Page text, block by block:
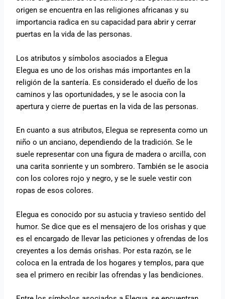
origen se encuentra en las religiones africanas y su
importancia radica en su capacidad para abrir y cerrar
puertas en la vida de las personas.
Los atributos y símbolos asociados a Elegua
Elegua es uno de los orishas más importantes en la
religión de la santería. Es considerado el dueño de los
caminos y las oportunidades, y se le asocia con la
apertura y cierre de puertas en la vida de las personas.
En cuanto a sus atributos, Elegua se representa como un
niño o un anciano, dependiendo de la tradición. Se le
suele representar con una figura de madera o arcilla, con
una carita sonriente y un sombrero. También se le asocia
con los colores rojo y negro, y se le suele vestir con
ropas de esos colores.
Elegua es conocido por su astucia y travieso sentido del
humor. Se dice que es el mensajero de los orishas y que
es el encargado de llevar las peticiones y ofrendas de los
creyentes a los demás orishas. Por esta razón, se le
coloca en la entrada de los hogares y templos, para que
sea el primero en recibir las ofrendas y las bendiciones.